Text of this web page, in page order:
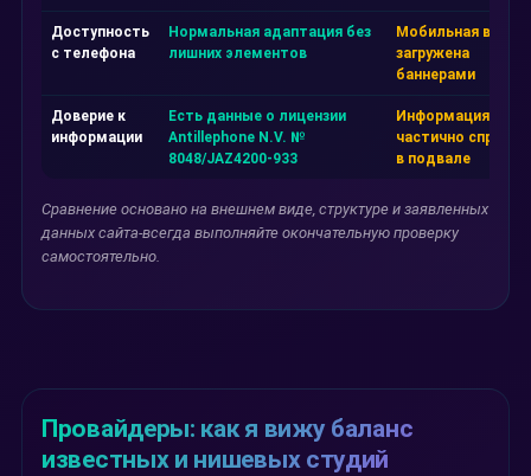
Доступность
с телефона
Нормальная адаптация без
лишних элементов
Мобильная версия
загружена
баннерами
Доверие к
информации
Есть данные о лицензии
Antillephone N.V. №
8048/JAZ4200-933
Информация
частично
в подвале
Сравнение основано на внешнем виде, структуре и заявленных
данных сайта-всегда выполняйте окончательную проверку
самостоятельно.
Провайдеры: как я вижу баланс
известных и нишевых студий